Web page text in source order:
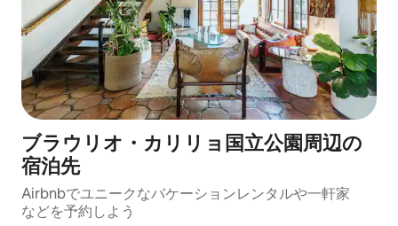
ブラウリオ・カリリョ国立公園⁠周⁠辺⁠の
宿⁠泊⁠先
Airbnbでユニークなバ⁠ケ⁠ー⁠シ⁠ョ⁠ンレ⁠ン⁠タ⁠ルや一⁠軒⁠家
な⁠ど⁠を予⁠約⁠し⁠よ⁠う